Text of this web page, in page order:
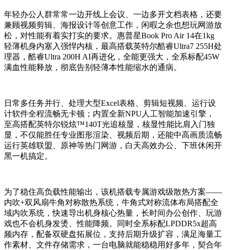
年轻办公人群常常一边开线上会议、一边多开文档表格，还要
兼顾视频剪辑、海报设计等创意工作，闲暇之余也想玩网游放
松，对性能有着实打实的要求。惠普星Book Pro Air 14在1kg
轻薄机身内塞入强悍内核，最高搭载英特尔酷睿Ultra7 255H处
理器，酷睿Ultra 200H AI再进化，全能更强大，全系标配45W
满血性能释放，彻底告别轻薄本性能缩水的通病。
日常多任务并行、处理大型Excel表格、剪辑短视频、运行设
计软件全程流畅无卡顿；内置全新NPU人工智能加速引擎，
至高搭配英特尔锐炫™140T光追核显，核显性能比肩入门独
显，不仅能胜任专业图形渲染、视频后期，还能中高画质流畅
运行英雄联盟、原神等热门网游，白天高效办公、下班休闲开
黑一机搞定。
为了稳住高负载性能输出，该机搭载专属游戏级散热方案——
内吹+双风扇牛角对称散热系统，牛角式对称流体布局搭配全
域内吹系统，快速导出机身核心热量，长时间办公创作、玩游
戏也不会机身发烫、性能降频。同时全系标配LPDDR5x超高
频内存，配备双硬盘拓展位，支持后期升级扩容，满足海量工
作素材、文件存储需求，一台电脑就能稳稳用好多年，契合年